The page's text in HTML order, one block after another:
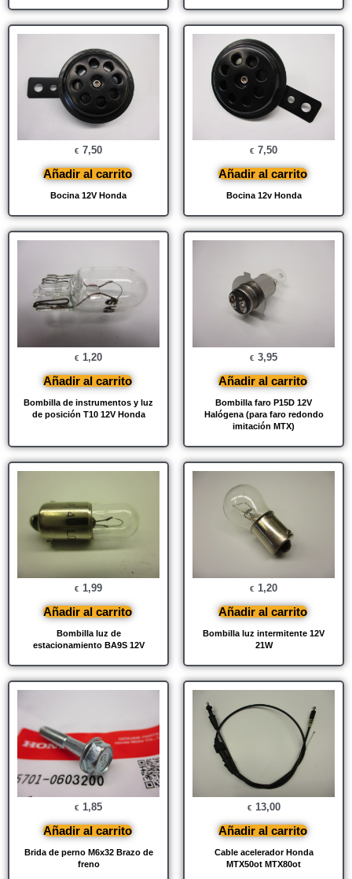
Bocina 12V Honda
€ 7,50
Añadir al carrito
Bocina 12v Honda
€ 7,50
Añadir al carrito
Bombilla de instrumentos y luz
de posición T10 12V Honda
€ 1,20
Añadir al carrito
Bombilla faro P15D 12V
Halógena (para faro redondo
imitación MTX)
€ 3,95
Añadir al carrito
Bombilla luz de
estacionamiento BA9S 12V
€ 1,99
Añadir al carrito
Bombilla luz intermitente 12V
21W
€ 1,20
Añadir al carrito
Brida de perno M6x32 Brazo de
freno
€ 1,85
Añadir al carrito
Cable acelerador Honda
MTX50ot MTX80ot
€ 13,00
Añadir al carrito